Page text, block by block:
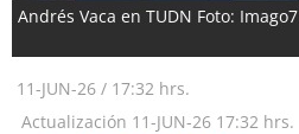
Andrés Vaca en TUDN Foto: Imago7
11-JUN-26 / 17:32 hrs.
Actualización 11-JUN-26 17:32 hrs.